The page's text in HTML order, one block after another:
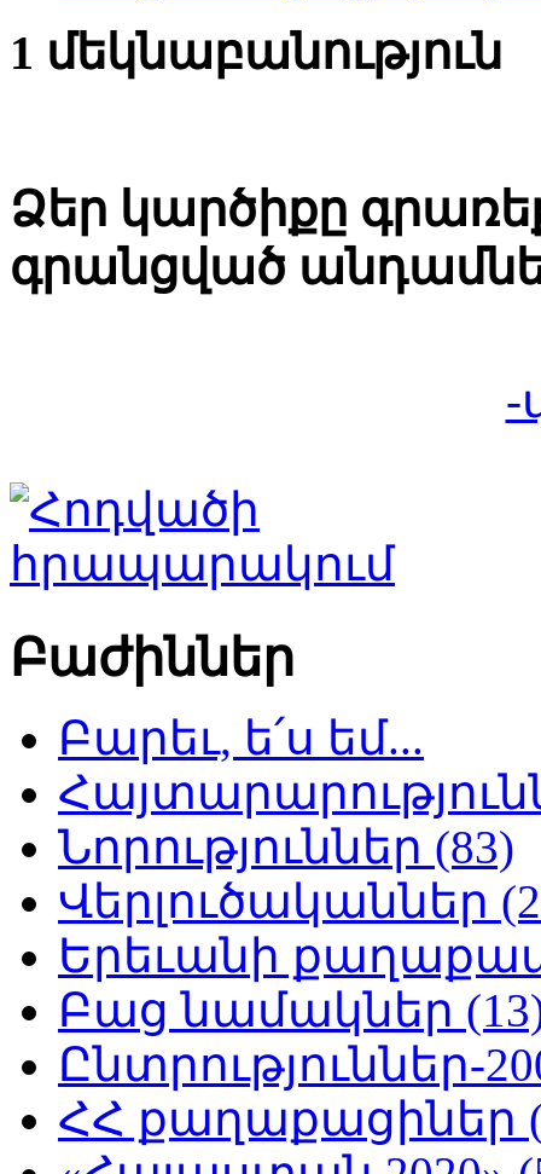
1 մեկնաբանություն
Ձեր կարծիքը
գրանցված
-
Բաժիններ
Բարեւ, ե՛ս եմ...
Նորություններ (83)
Վերլուծականներ
Երեւանի
Բաց նամակներ
Ընտրություններ-
ՀՀ քաղաքացիներ